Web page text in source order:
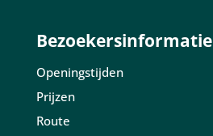
Bezoekersinformatie
Openingstijden
Prijzen
Route